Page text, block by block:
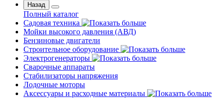
Назад
Полный каталог
Садовая техника
Мойки высокого давления (АВД)
Бензиновые двигатели
Строительное оборудование
Электрогенераторы
Сварочные аппараты
Стабилизаторы напряжения
Лодочные моторы
Аксессуары и расходные материалы